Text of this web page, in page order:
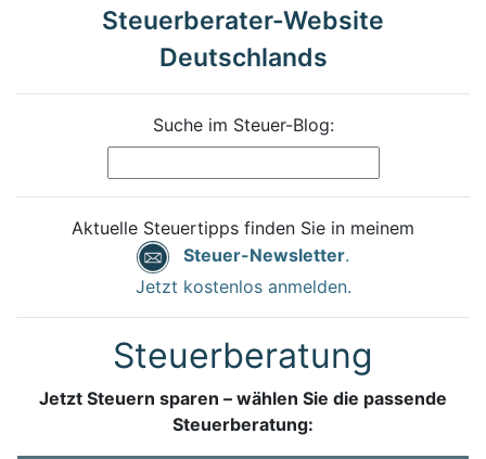
Steuerberater-Website
Deutschlands
Suche im Steuer-Blog:
Aktuelle Steuertipps finden Sie in meinem
Steuer-Newsletter.
Jetzt kostenlos anmelden.
Steuerberatung
Jetzt Steuern sparen – wählen Sie die passende
Steuerberatung: